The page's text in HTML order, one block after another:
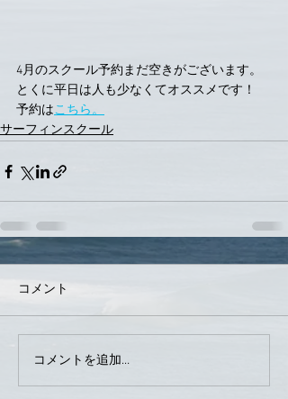
4月のスクール予約まだ空きがございます。
とくに平日は人も少なくてオススメです！
予約はこちら。
サーフィンスクール
コメント
コメントを追加…